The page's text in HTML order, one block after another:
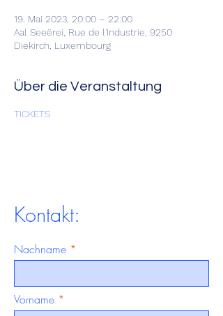
19. Mai 2023, 20:00 – 22:00
Aal Seeërei, Rue de l'Industrie, 9250
Diekirch, Luxembourg
Über die Veranstaltung
TICKETS
Kontakt:
Nachname
Vorname